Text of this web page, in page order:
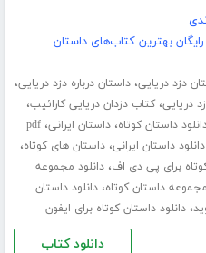
رایگان بهترین کتاب‌های داستان
دزد دریایی،داستان درباره دزد دریایی،
دریایی،کتاب دزدان دریایی کارائیب،
داستان کوتاه،داستان ایرانی،pdf
دانلود داستان ایرانی،داستان های کوتاه،
برای پی دی اف،دانلود مجموعه
مجموعه داستان کوتاه،دانلود داستان
،دانلود داستان کوتاه برای ایفون
دانلود کتاب